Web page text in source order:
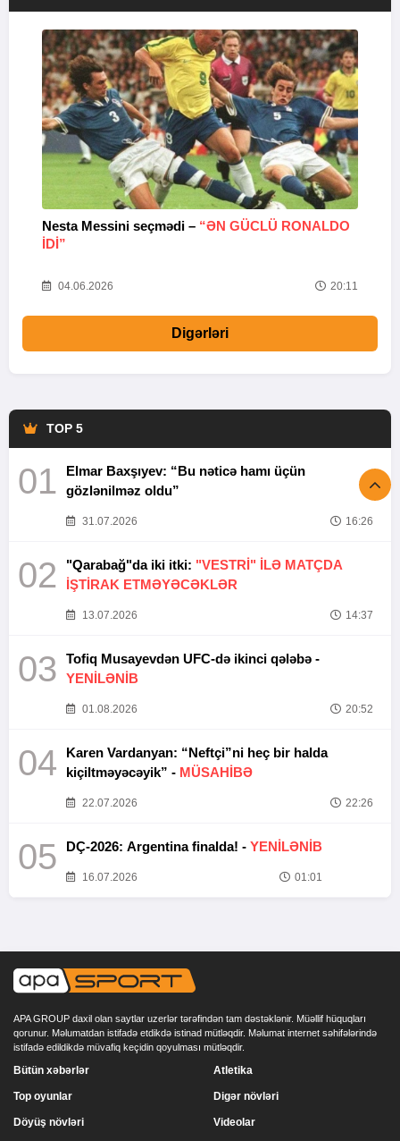
Nesta Messini seçmədi – “ƏN GÜCLÜ RONALDO
IDI”
04.06.2026 20:11
Digərləri
TOP 5
01
Elmar Baxşıyev: “Bu nəticə hamı üçün
gözlənilməz oldu”
31.07.2026 16:26
02 "Qarabağ"da iki itki: "VESTRİ" İLƏ MATÇDA
İŞTİRAK ETMƏYƏCƏKLƏR
13.07.2026 14:37
03
Tofiq Musayevdən UFC-də ikinci qələbə -
YENİLƏNİB
01.08.2026 20:52
04
Karen Vardanyan: “Neftçi”ni heç bir halda
kiçiltməyəcəyik” - MÜSAHİBƏ
22.07.2026 22:26
05 DÇ-2026: Argentina finalda! - YENİLƏNİB
16.07.2026 01:01
APA GROUP daxil olan saytlar uzerlər tərəfindən tam dəstəklənir. Müəllif hüquqları
qorunur. Məlumatdan istifadə etdikdə istinad mütləqdir. Məlumat internet səhifələrində
istifadə edildikdə müvafiq keçidin qoyulması mütləqdir.
Bütün xəbərlər
Top oyunlar
Döyüş növləri
Atletika
Digər növləri
Videolar